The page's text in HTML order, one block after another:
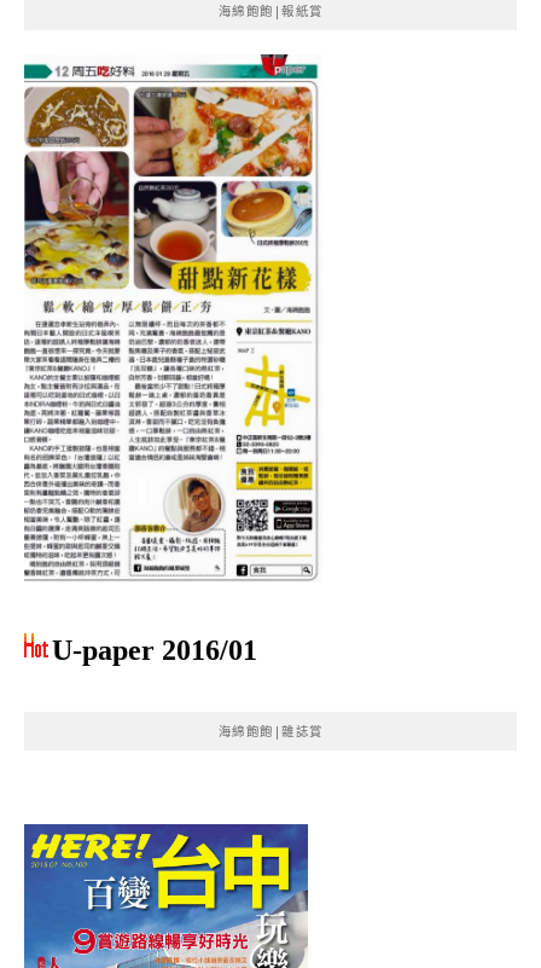
海綿飽飽|報紙賞
U-paper 2016/01
海綿飽飽|雜誌賞